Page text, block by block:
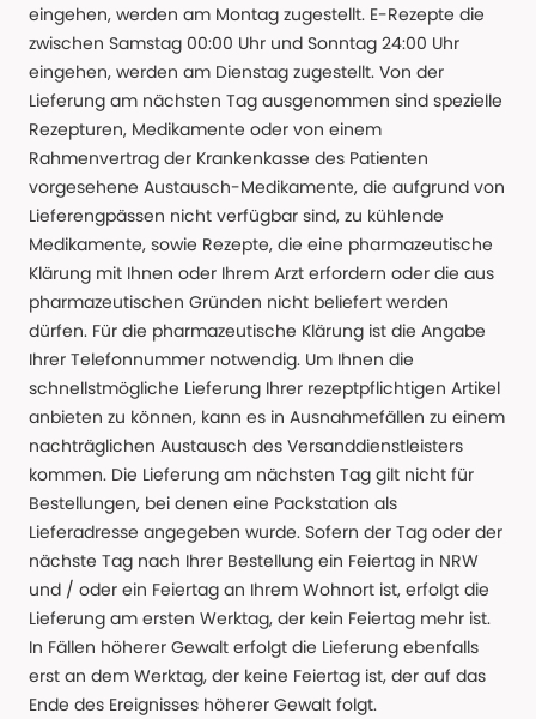
eingehen, werden am Montag zugestellt. E-Rezepte die
zwischen Samstag 00:00 Uhr und Sonntag 24:00 Uhr
eingehen, werden am Dienstag zugestellt. Von der
Lieferung am nächsten Tag ausgenommen sind spezielle
Rezepturen, Medikamente oder von einem
Rahmenvertrag der Krankenkasse des Patienten
vorgesehene Austausch-Medikamente, die aufgrund von
Lieferengpässen nicht verfügbar sind, zu kühlende
Medikamente, sowie Rezepte, die eine pharmazeutische
Klärung mit Ihnen oder Ihrem Arzt erfordern oder die aus
pharmazeutischen Gründen nicht beliefert werden
dürfen. Für die pharmazeutische Klärung ist die Angabe
Ihrer Telefonnummer notwendig. Um Ihnen die
schnellstmögliche Lieferung Ihrer rezeptpflichtigen Artikel
anbieten zu können, kann es in Ausnahmefällen zu einem
nachträglichen Austausch des Versanddienstleisters
kommen. Die Lieferung am nächsten Tag gilt nicht für
Bestellungen, bei denen eine Packstation als
Lieferadresse angegeben wurde. Sofern der Tag oder der
nächste Tag nach Ihrer Bestellung ein Feiertag in NRW
und / oder ein Feiertag an Ihrem Wohnort ist, erfolgt die
Lieferung am ersten Werktag, der kein Feiertag mehr ist.
In Fällen höherer Gewalt erfolgt die Lieferung ebenfalls
erst an dem Werktag, der keine Feiertag ist, der auf das
Ende des Ereignisses höherer Gewalt folgt.